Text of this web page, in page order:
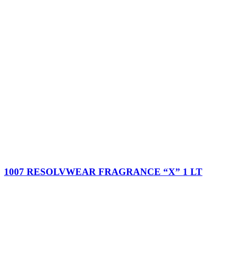
1007 RESOLVWEAR FRAGRANCE “X” 1 LT